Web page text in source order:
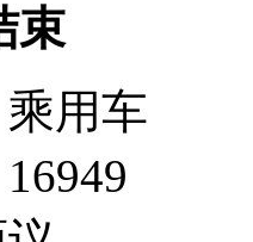
束
乘用车
16949